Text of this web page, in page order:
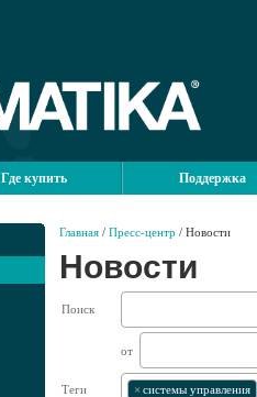
Где купить Поддержка
Главная / Пресс-центр / Новости
Новости
Поиск
от
Теги × системы управления